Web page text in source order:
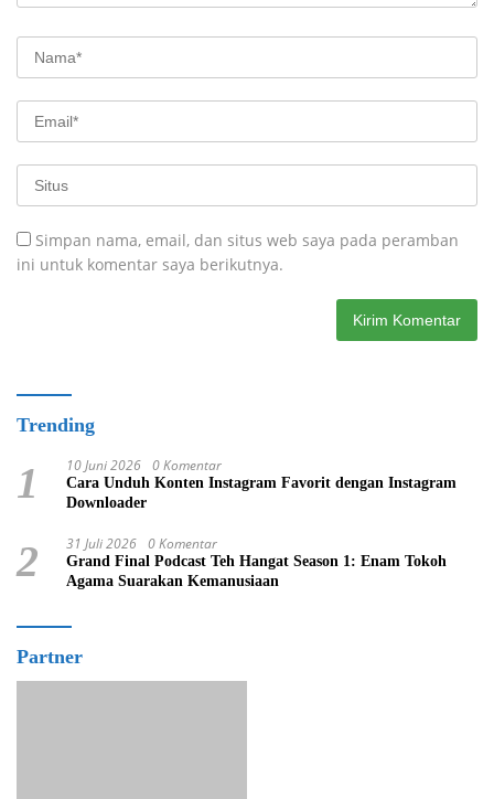
Simpan nama, email, dan situs web saya pada peramban
ini untuk komentar saya berikutnya.
Trending
1 10 Juni 2026 0 Komentar
Cara Unduh Konten Instagram Favorit dengan Instagram
Downloader
2 31 Juli 2026 0 Komentar
Grand Final Podcast Teh Hangat Season 1: Enam Tokoh
Agama Suarakan Kemanusiaan
Partner